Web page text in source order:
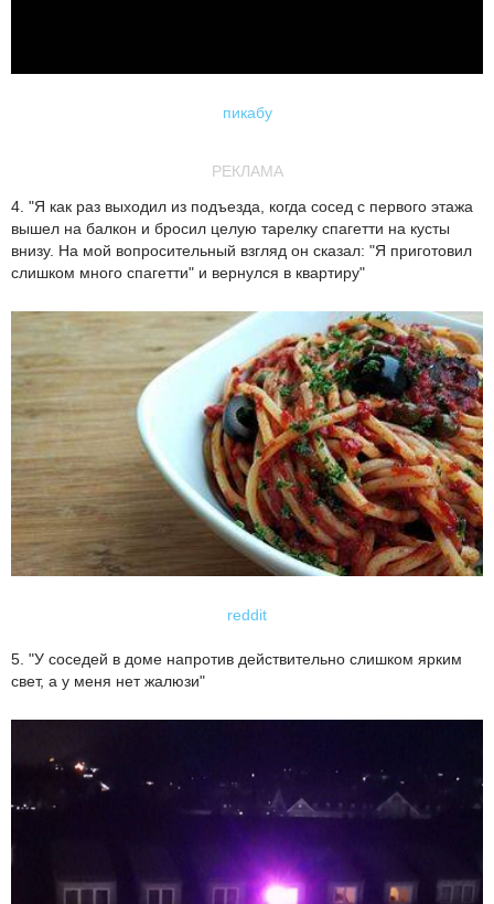
пикабу
РЕКЛАМА
4. "Я как раз выходил из подъезда, когда сосед с первого этажа
вышел на балкон и бросил целую тарелку спагетти на кусты
внизу. На мой вопросительный взгляд он сказал: "Я приготовил
слишком много спагетти" и вернулся в квартиру"
reddit
5. "У соседей в доме напротив действительно слишком ярким
свет, а у меня нет жалюзи"